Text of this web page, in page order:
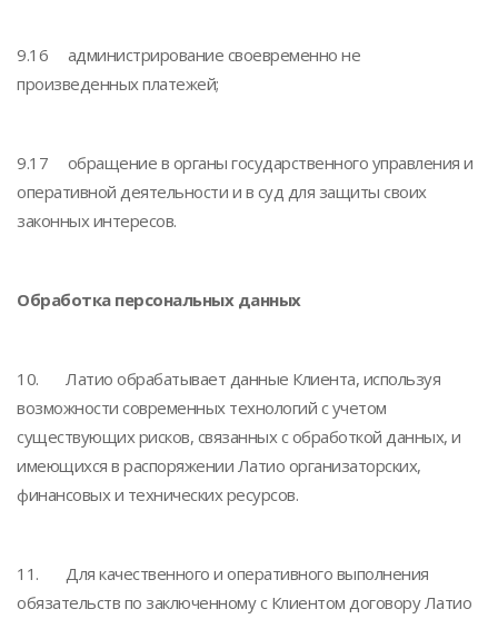
9.16 администрирование своевременно не
произведенных платежей;
9.17 обращение в органы государственного управления и
оперативной деятельности и в суд для защиты своих
законных интересов.
Обработка персональных данных
10. Латио обрабатывает данные Клиента, используя
возможности современных технологий с учетом
существующих рисков, связанных с обработкой данных, и
имеющихся в распоряжении Латио организаторских,
финансовых и технических ресурсов.
11. Для качественного и оперативного выполнения
обязательств по заключенному с Клиентом договору Латио